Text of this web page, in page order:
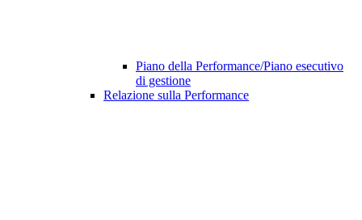
Piano della Performance/Piano esecutivo
di gestione
Relazione sulla Performance